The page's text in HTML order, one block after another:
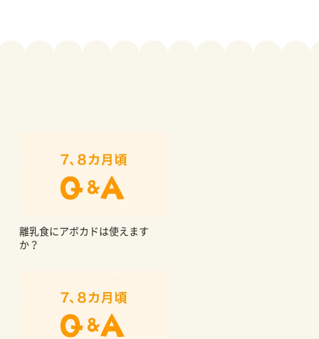
離乳食にアボカドは使えます
か？